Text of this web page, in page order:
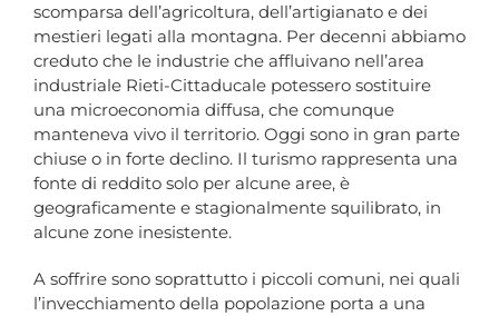
scomparsa dell’agricoltura, dell’artigianato e dei
mestieri legati alla montagna. Per decenni abbiamo
creduto che le industrie che affluivano nell’area
industriale Rieti-Cittaducale potessero sostituire
una microeconomia diffusa, che comunque
manteneva vivo il territorio. Oggi sono in gran parte
chiuse o in forte declino. Il turismo rappresenta una
fonte di reddito solo per alcune aree, è
geograficamente e stagionalmente squilibrato, in
alcune zone inesistente.
A soffrire sono soprattutto i piccoli comuni, nei quali
l’invecchiamento della popolazione porta a una